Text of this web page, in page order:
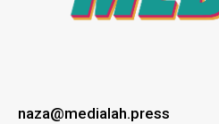
naza@medialah.press